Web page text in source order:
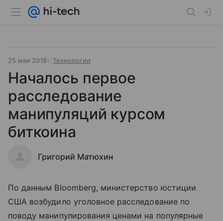
25 мая 2018 Технологии
Началось первое
расследование
манипуляций курсом
биткоина
Григорий Матюхин
По данным Bloomberg, министерство юстиции
США возбудило уголовное расследование по
поводу манипулирования ценами на популярные